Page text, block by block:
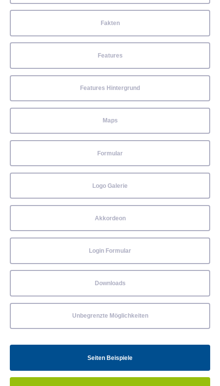
Fakten
Features
Features Hintergrund
Maps
Formular
Logo Galerie
Akkordeon
Login Formular
Downloads
Unbegrenzte Möglichkeiten
Seiten Beispiele